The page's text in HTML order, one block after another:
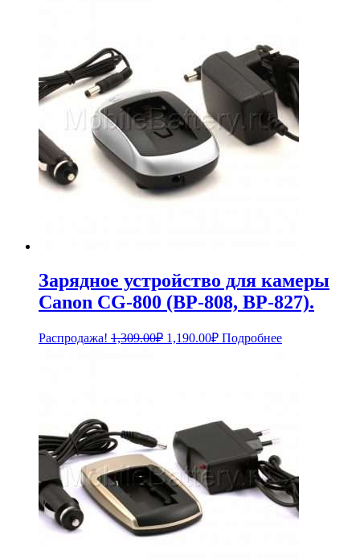
Зарядное устройство для камеры
Canon CG-800 (BP-808, BP-827).
Распродажа! 1,309.00₽ Первоначальная
1,190.00₽Текущая
Подробнее